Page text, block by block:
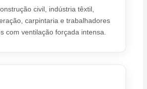
civil, indústria têxtil,
carpintaria e trabalhadores
com ventilação forçada intensa.